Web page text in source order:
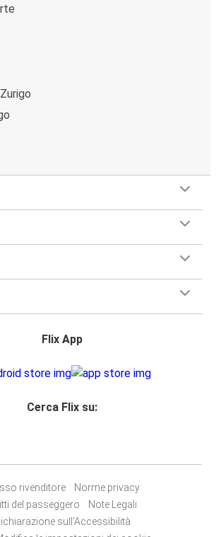
Flix App
Cerca Flix su:
rivenditore
Norme privacy
del passeggero
Note Legali
sull’Accessibilità